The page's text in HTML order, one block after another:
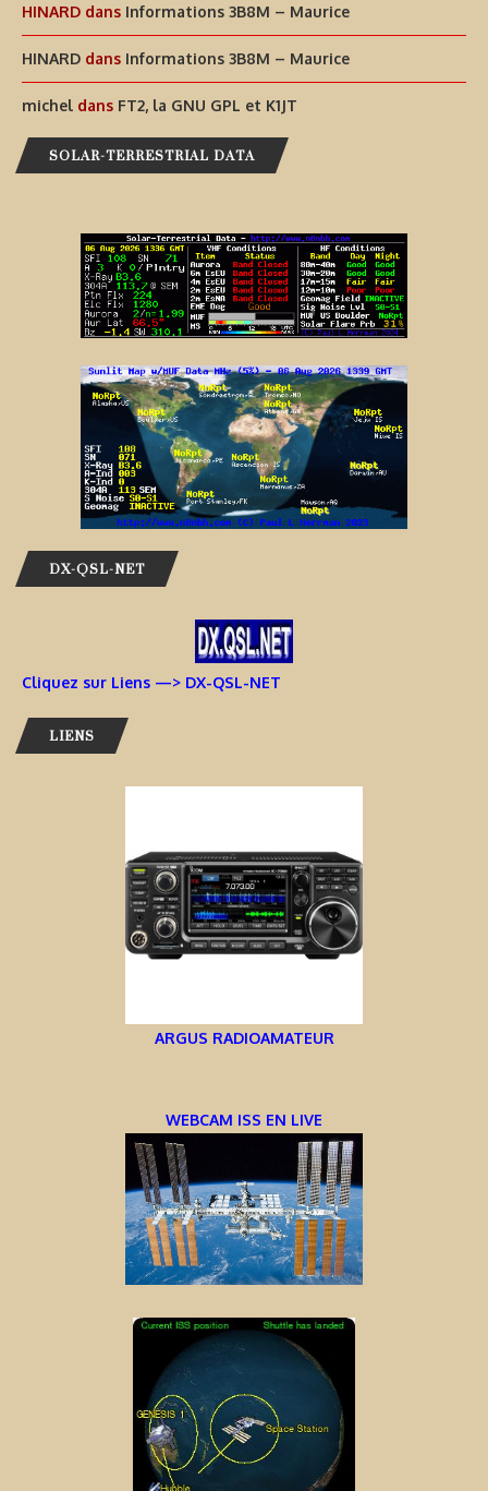
HINARD dans Informations 3B8M – Maurice
HINARD dans Informations 3B8M – Maurice
michel dans FT2, la GNU GPL et K1JT
SOLAR-TERRESTRIAL DATA
DX-QSL-NET
Cliquez sur Liens —> DX-QSL-NET
LIENS
ARGUS RADIOAMATEUR
WEBCAM ISS EN LIVE